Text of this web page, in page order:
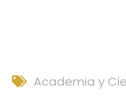
Academia y